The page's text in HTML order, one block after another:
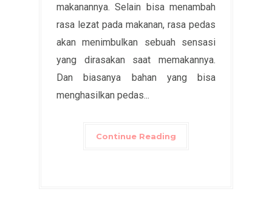
makanannya. Selain bisa menambah
rasa lezat pada makanan, rasa pedas
akan menimbulkan sebuah sensasi
yang dirasakan saat memakannya.
Dan biasanya bahan yang bisa
menghasilkan pedas...
Continue Reading